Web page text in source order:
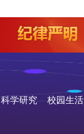
科学研究 校园生活